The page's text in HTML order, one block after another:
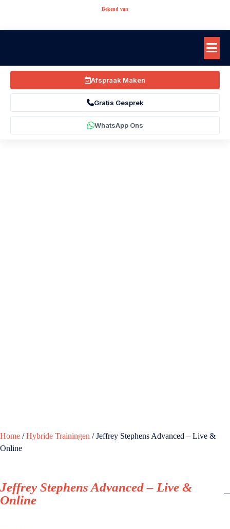
Bekend van
Afspraak Maken
Gratis Gesprek
WhatsApp Ons
Home /Hybride Trainingen / Jeffrey Stephens Advanced – Live &
Online
Jeffrey Stephens Advanced – Live &
Online